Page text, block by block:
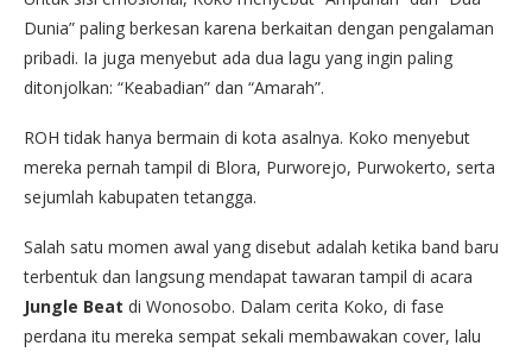
Dunia” paling berkesan karena berkaitan dengan pengalaman
pribadi. Ia juga menyebut ada dua lagu yang ingin paling
ditonjolkan: “Keabadian” dan “Amarah”.
ROH tidak hanya bermain di kota asalnya. Koko menyebut
mereka pernah tampil di Blora, Purworejo, Purwokerto, serta
sejumlah kabupaten tetangga.
Salah satu momen awal yang disebut adalah ketika band baru
terbentuk dan langsung mendapat tawaran tampil di acara
Jungle Beat di Wonosobo. Dalam cerita Koko, di fase
perdana itu mereka sempat sekali membawakan cover, lalu